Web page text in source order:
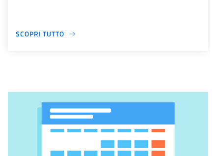
SCOPRI TUTTO